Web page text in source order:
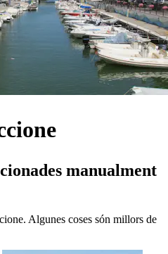
manualment
Algunes coses són millors de